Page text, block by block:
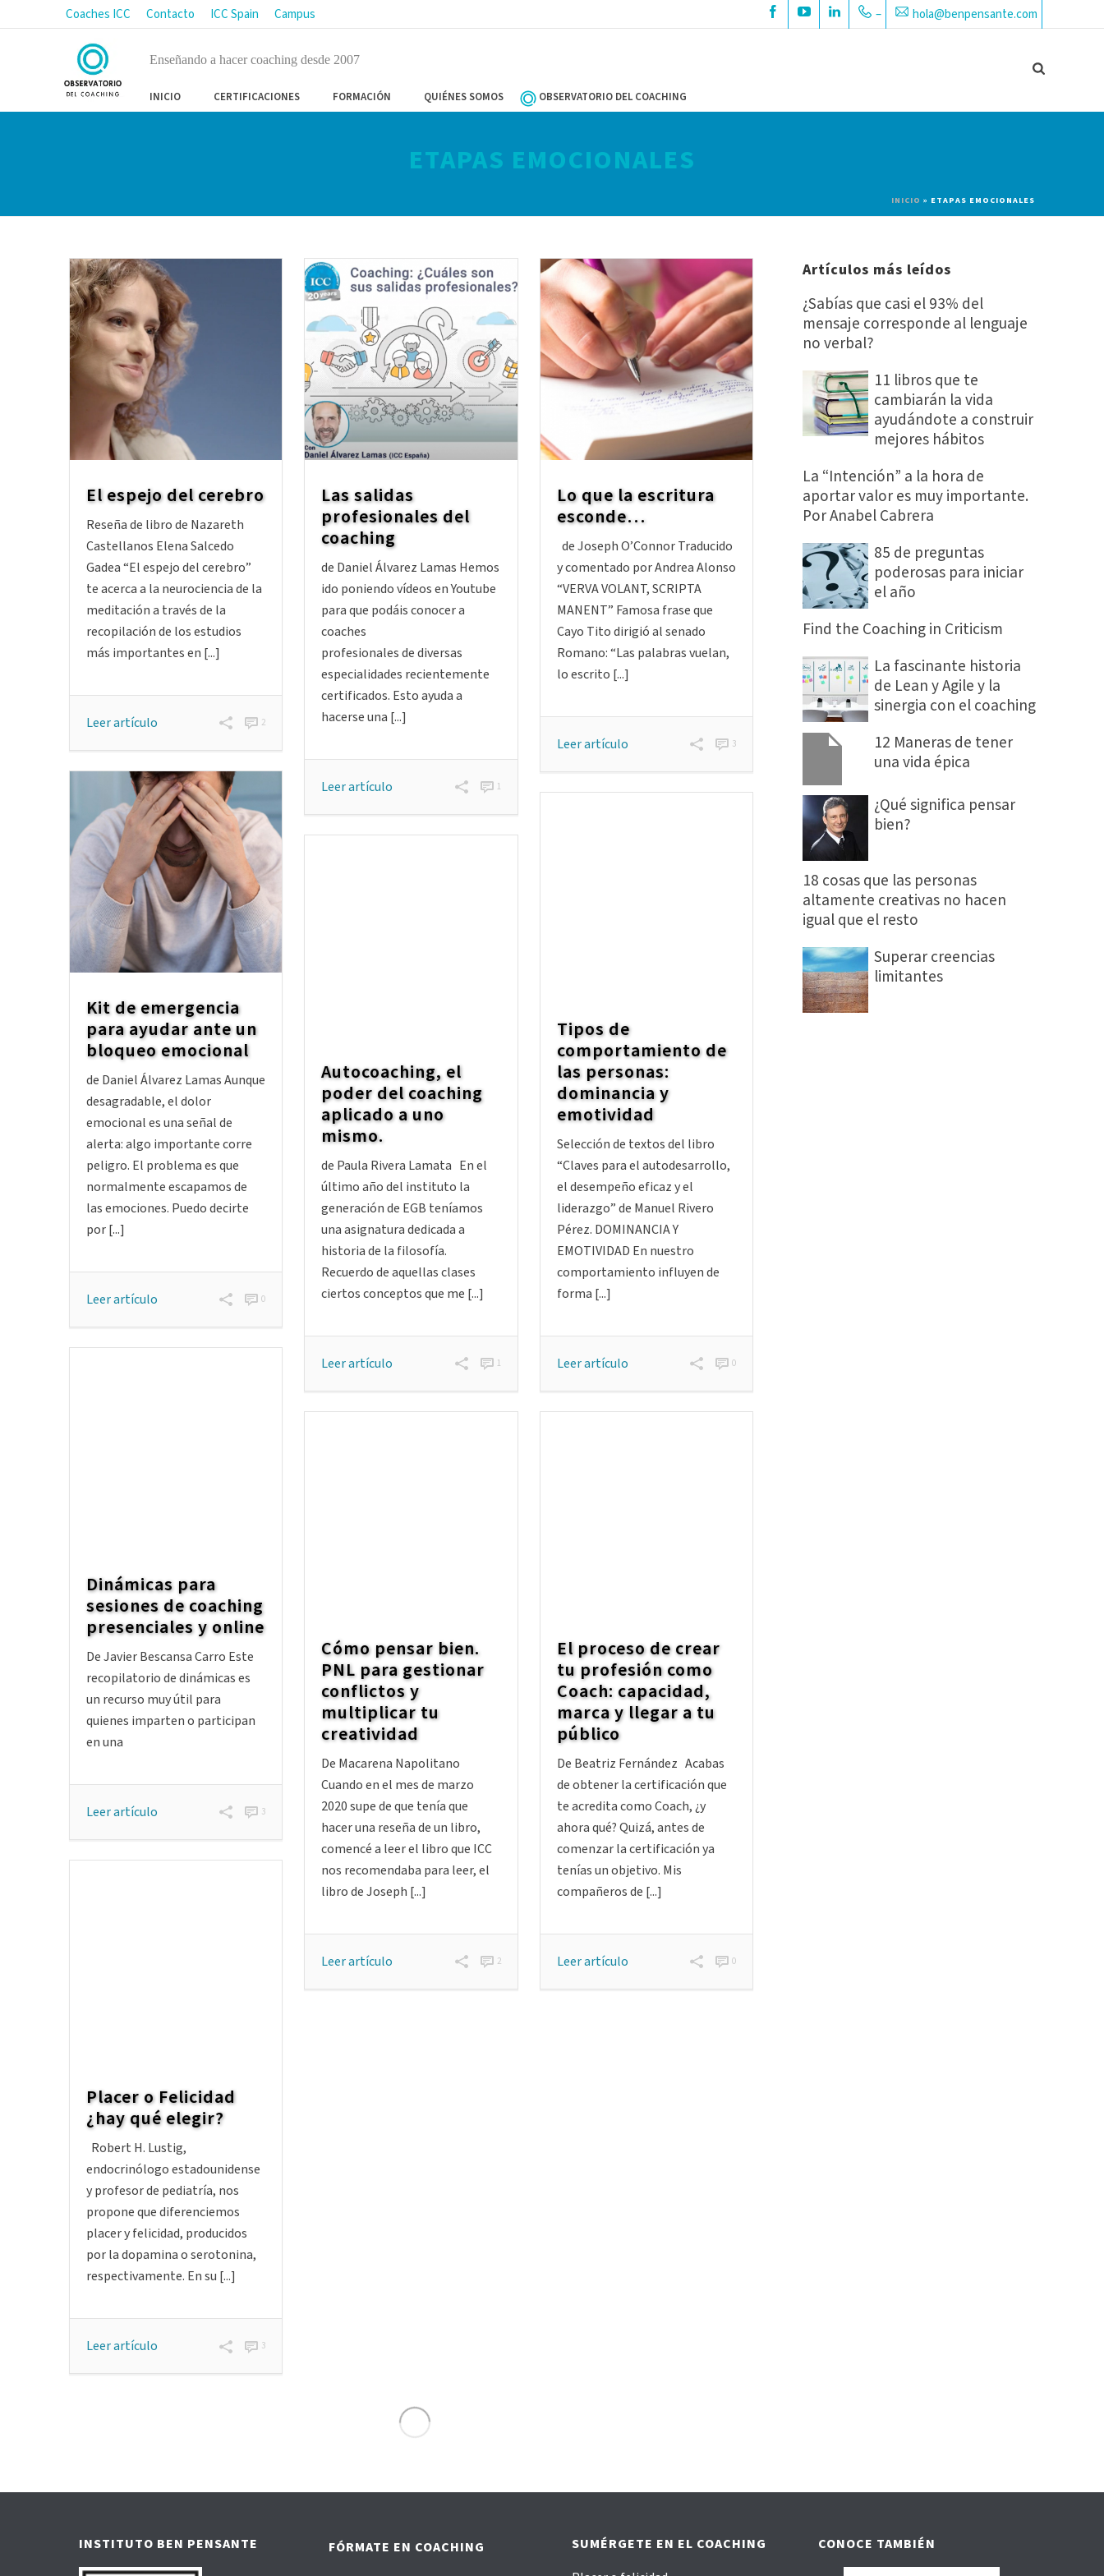
Coaches ICC Contacto ICC Spain Campus hola@benpensante.com
–
Enseñando a hacer coaching desde 2007
INICIO CERTIFICACIONES FORMACIÓN QUIÉNES SOMOS OBSERVATORIO DEL COACHING
ETAPAS EMOCIONALES
INICIO » ETAPAS EMOCIONALES
El espejo del cerebro
Reseña de libro de Nazareth
Castellanos Elena Salcedo
Gadea “El espejo del cerebro”
te acerca a la neurociencia de la
meditación a través de la
recopilación de los estudios
más importantes en [...]
Leer artículo 2
Las salidas
profesionales del
coaching
de Daniel Álvarez Lamas Hemos
ido poniendo vídeos en Youtube
para que podáis conocer a
coaches
profesionales de diversas
especialidades recientemente
certificados. Esto ayuda a
hacerse una [...]
Leer artículo 1
Lo que la escritura
esconde…
de Joseph O’Connor Traducido
y comentado por Andrea Alonso
“VERVA VOLANT, SCRIPTA
MANENT” Famosa frase que
Cayo Tito dirigió al senado
Romano: “Las palabras vuelan,
lo escrito [...]
Leer artículo 3
Kit de emergencia
para ayudar ante un
bloqueo emocional
de Daniel Álvarez Lamas Aunque
desagradable, el dolor
emocional es una señal de
alerta: algo importante corre
peligro. El problema es que
normalmente escapamos de
las emociones. Puedo decirte
por [...]
Leer artículo 0
Tipos de
comportamiento de
las personas:
dominancia y
emotividad
Selección de textos del libro
“Claves para el autodesarrollo,
el desempeño eficaz y el
liderazgo” de Manuel Rivero
Pérez. DOMINANCIA Y
EMOTIVIDAD En nuestro
comportamiento influyen de
forma [...]
Leer artículo 0
Autocoaching, el
poder del coaching
aplicado a uno
mismo.
de Paula Rivera Lamata En el
último año del instituto la
generación de EGB teníamos
una asignatura dedicada a
historia de la filosofía.
Recuerdo de aquellas clases
ciertos conceptos que me [...]
Leer artículo 1
Dinámicas para
sesiones de coaching
presenciales y online
De Javier Bescansa Carro Este
recopilatorio de dinámicas es
un recurso muy útil para
quienes imparten o participan
en una
Leer artículo 3
Cómo pensar bien.
PNL para gestionar
conflictos y
multiplicar tu
creatividad
De Macarena Napolitano
Cuando en el mes de marzo
2020 supe de que tenía que
hacer una reseña de un libro,
comencé a leer el libro que ICC
nos recomendaba para leer, el
libro de Joseph [...]
Leer artículo 2
El proceso de crear
tu profesión como
Coach: capacidad,
marca y llegar a tu
público
De Beatriz Fernández Acabas
de obtener la certificación que
te acredita como Coach, ¿y
ahora qué? Quizá, antes de
comenzar la certificación ya
tenías un objetivo. Mis
compañeros de [...]
Leer artículo 0
Placer o Felicidad
¿hay qué elegir?
Robert H. Lustig,
endocrinólogo estadounidense
y profesor de pediatría, nos
propone que diferenciemos
placer y felicidad, producidos
por la dopamina o serotonina,
respectivamente. En su [...]
Leer artículo 3
máximo respeto por la creencia
que tenemos [...]
Leer artículo 3
Artículos más leídos
¿Sabías que casi el 93% del
mensaje corresponde al lenguaje
no verbal?
11 libros que te
cambiarán la vida
ayudándote a construir
mejores hábitos
La “Intención” a la hora de
aportar valor es muy importante.
Por Anabel Cabrera
85 de preguntas
poderosas para iniciar
el año
Find the Coaching in Criticism
La fascinante historia
de Lean y Agile y la
sinergia con el coaching
12 Maneras de tener
una vida épica
¿Qué significa pensar
bien?
18 cosas que las personas
altamente creativas no hacen
igual que el resto
Superar creencias
limitantes